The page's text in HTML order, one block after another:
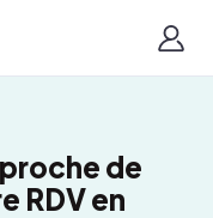
proche de
RDV en